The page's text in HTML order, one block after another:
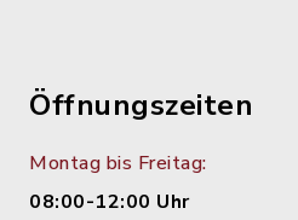
Öffnungszeiten
Montag bis Freitag:
08:00-12:00 Uhr